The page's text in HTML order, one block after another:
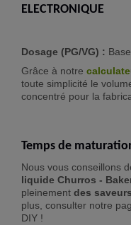
ELECTRONIQUE
Dosage (PG/VG) :
Grâce à notre
toute simplicité le
concentré pour la
Temps de
Nous vous conseillons
liquide Churros -
pleinement des
plus, consulter notre
DIY !